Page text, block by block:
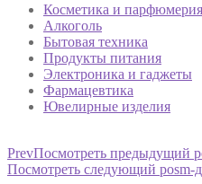
Косметика и парфюмерия
Алкоголь
Бытовая техника
Продукты питания
Электроника и гаджеты
Фармацевтика
Ювелирные изделия
PrevПосмотреть предыдущий
Посмотреть следующий posm-